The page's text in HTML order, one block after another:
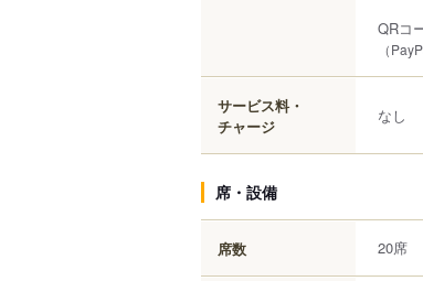
QRコ
（
サービス料・
チャージ
なし
席・設備
席数 20席